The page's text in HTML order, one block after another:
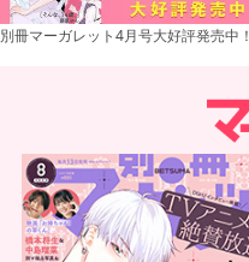
別冊マーガレット4月号大好評発売中！